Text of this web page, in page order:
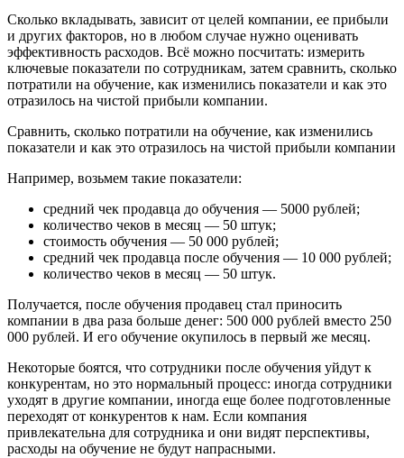
Сколько вкладывать, зависит от целей компании, ее прибыли
и других факторов, но в любом случае нужно оценивать
эффективность расходов. Всё можно посчитать: измерить
ключевые показатели по сотрудникам, затем сравнить, сколько
потратили на обучение, как изменились показатели и как это
отразилось на чистой прибыли компании.
Сравнить, сколько потратили на обучение, как изменились
показатели и как это отразилось на чистой прибыли компании
Например, возьмем такие показатели:
средний чек продавца до обучения — 5000 рублей;
количество чеков в месяц — 50 штук;
стоимость обучения — 50 000 рублей;
средний чек продавца после обучения — 10 000 рублей;
количество чеков в месяц — 50 штук.
Получается, после обучения продавец стал приносить
компании в два раза больше денег: 500 000 рублей вместо 250
000 рублей. И его обучение окупилось в первый же месяц.
Некоторые боятся, что сотрудники после обучения уйдут к
конкурентам, но это нормальный процесс: иногда сотрудники
уходят в другие компании, иногда еще более подготовленные
переходят от конкурентов к нам. Если компания
привлекательна для сотрудника и они видят перспективы,
расходы на обучение не будут напрасными.